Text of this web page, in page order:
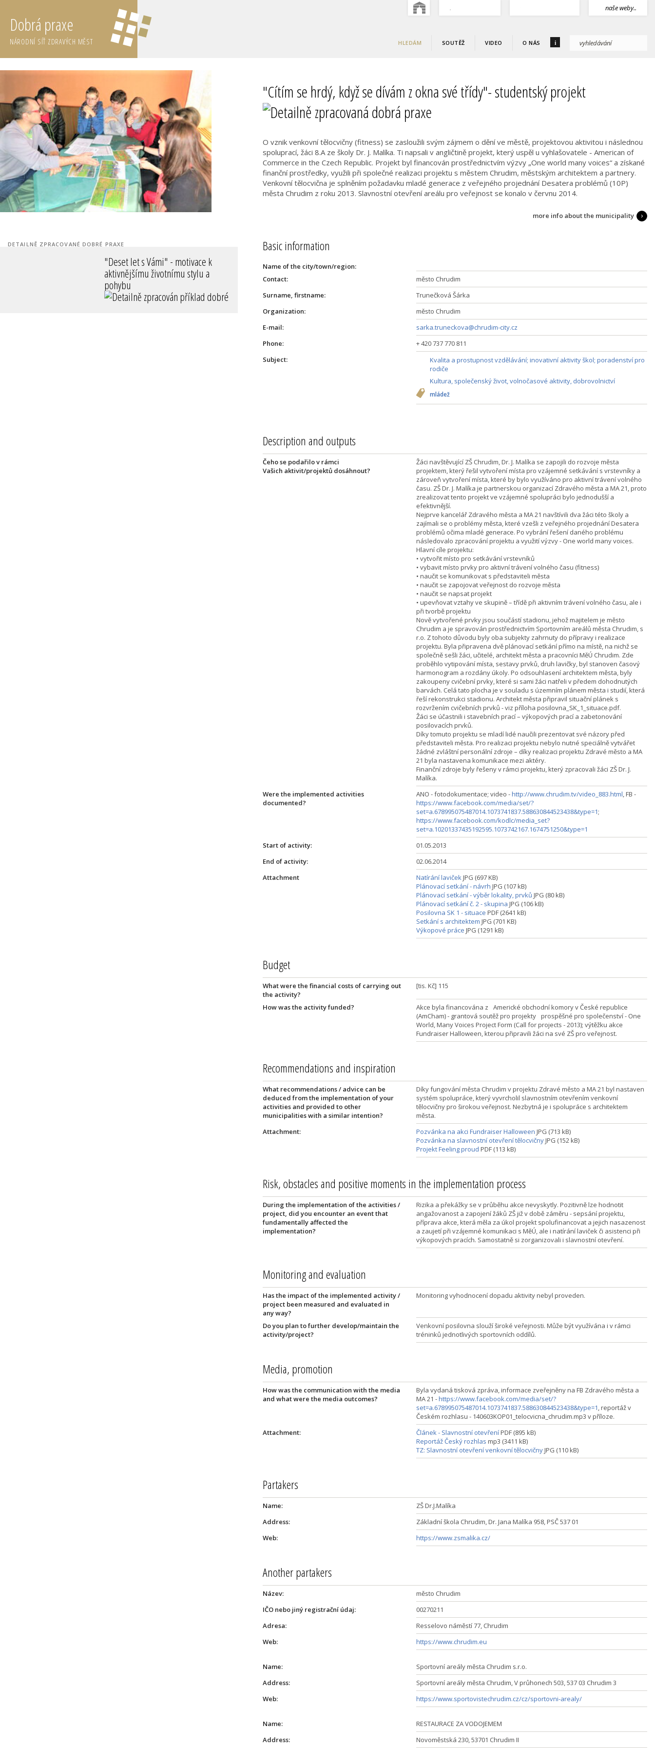
naše weby..
.
Dobrá praxe
NÁRODNÍ SÍŤ ZDRAVÝCH MĚST HLEDÁM SOUTĚŽ VIDEO O NÁS i
DETAILNĚ ZPRACOVANÉ DOBRÉ PRAXE
"Deset let s Vámi" - motivace k
aktivnějšímu životnímu stylu a
pohybu
"Cítím se hrdý, když se dívám z okna své třídy"- studentský projekt
O vznik venkovní tělocvičny (fitness) se zasloužili svým zájmem o dění ve městě, projektovou aktivitou i následnou
spoluprací, žáci 8.A ze školy Dr. J. Malíka. Ti napsali v angličtině projekt, který uspěl u vyhlašovatele - American of
Commerce in the Czech Republic. Projekt byl financován prostřednictvím výzvy „One world many voices“ a získané
finanční prostředky, využili při společné realizaci projektu s městem Chrudim, městským architektem a partnery.
Venkovní tělocvična je splněním požadavku mladé generace z veřejného projednání Desatera problémů (10P)
města Chrudim z roku 2013. Slavnostní otevření areálu pro veřejnost se konalo v červnu 2014.
more info about the municipality
Basic information
Name of the city/town/region:
Contact:
město Chrudim
Surname, firstname:
Trunečková Šárka
Organization:
město Chrudim
E-mail:
sarka.truneckova@chrudim-city.cz
Phone:
+ 420 737 770 811
Subject:
Kvalita a prostupnost vzdělávání; inovativní aktivity škol; poradenství pro
rodiče
Kultura, společenský život, volnočasové aktivity, dobrovolnictví
mládež
Description and outputs
Čeho se podařilo v rámci
Vašich aktivit/projektů dosáhnout?
Žáci navštěvující ZŠ Chrudim, Dr. J. Malíka se zapojili do rozvoje města
projektem, který řešil vytvoření místa pro vzájemné setkávání s vrstevníky a
zároveň vytvoření místa, které by bylo využíváno pro aktivní trávení volného
času. ZŠ Dr. J. Malíka je partnerskou organizací Zdravého města a MA 21, proto
zrealizovat tento projekt ve vzájemné spolupráci bylo jednodušší a
efektivnější.
Nejprve kancelář Zdravého města a MA 21 navštívili dva žáci této školy a
zajímali se o problémy města, které vzešli z veřejného projednání Desatera
problémů očima mladé generace. Po vybrání řešení daného problému
následovalo zpracování projektu a využití výzvy - One world many voices.
Hlavní cíle projektu:
• vytvořit místo pro setkávání vrstevníků
• vybavit místo prvky pro aktivní trávení volného času (fitness)
• naučit se komunikovat s představiteli města
• naučit se zapojovat veřejnost do rozvoje města
• naučit se napsat projekt
• upevňovat vztahy ve skupině – třídě při aktivním trávení volného času, ale i
při tvorbě projektu
Nově vytvořené prvky jsou součástí stadionu, jehož majitelem je město
Chrudim a je spravován prostřednictvím Sportovním areálů města Chrudim, s
r.o. Z tohoto důvodu byly oba subjekty zahrnuty do přípravy i realizace
projektu. Byla připravena dvě plánovací setkání přímo na místě, na nichž se
společně sešli žáci, učitelé, architekt města a pracovníci MěÚ Chrudim. Zde
proběhlo vytipování místa, sestavy prvků, druh lavičky, byl stanoven časový
harmonogram a rozdány úkoly. Po odsouhlasení architektem města, byly
zakoupeny cvičební prvky, které si sami žáci natřeli v předem dohodnutých
barvách. Celá tato plocha je v souladu s územním plánem města i studií, která
řeší rekonstrukci stadionu. Architekt města připravil situační plánek s
rozvržením cvičebních prvků - viz příloha posilovna_SK_1_situace.pdf.
Žáci se účastnili i stavebních prací – výkopových prací a zabetonování
posilovacích prvků.
Díky tomuto projektu se mladí lidé naučili prezentovat své názory před
představiteli města. Pro realizaci projektu nebylo nutné speciálně vytvářet
žádné zvláštní personální zdroje – díky realizaci projektu Zdravé město a MA
21 byla nastavena komunikace mezi aktéry.
Finanční zdroje byly řešeny v rámci projektu, který zpracovali žáci ZŠ Dr. J.
Malíka.
Were the implemented activities
documented?
ANO - fotodokumentace; video -http://www.chrudim.tv/video_883.html , FB -
https://www.facebook.com/media/set/?
set=a.678995075487014.1073741837.588630844523438&type=1;
https://www.facebook.com/kodlc/media_set?
set=a.10201337435192595.1073742167.1674751250&type=1
Start of activity:
01.05.2013
End of activity:
02.06.2014
Attachment
Natírání laviček JPG (697 KB)
Plánovací setkání - návrh JPG (107 kB)
Plánovací setkání - výběr lokality, prvků JPG (80 kB)
Plánovací setkání č. 2 - skupina JPG (106 kB)
Posilovna SK 1 - situace PDF (2641 kB)
Setkání s architektem JPG (701 KB)
Výkopové práce JPG (1291 kB)
Budget
What were the financial costs of carrying out
the activity?
[tis. Kč] 115
How was the activity funded?
Akce byla financována z Americké obchodní komory v České republice
(AmCham) - grantová soutěž pro projekty prospěšné pro společenství - One
World, Many Voices Project Form (Call for projects - 2013); výtěžku akce
Fundraiser Halloween, kterou připravili žáci na své ZŠ pro veřejnost.
Recommendations and inspiration
What recommendations / advice can be
deduced from the implementation of your
activities and provided to other
municipalities with a similar intention?
Díky fungování města Chrudim v projektu Zdravé město a MA 21 byl nastaven
systém spolupráce, který vyvrcholil slavnostním otevřením venkovní
tělocvičny pro širokou veřejnost. Nezbytná je i spolupráce s architektem
města.
Attachment:
Pozvánka na akci Fundraiser Halloween JPG (713 kB)
Pozvánka na slavnostní otevření tělocvičnyJPG (152 kB)
Projekt Feeling proud PDF (113 kB)
Risk, obstacles and positive moments in the implementation process
During the implementation of the activities /
project, did you encounter an event that
fundamentally affected the
implementation?
Rizika a překážky se v průběhu akce nevyskytly. Pozitivně lze hodnotit
angažovanost a zapojení žáků ZŠ již v době záměru - sepsání projektu,
příprava akce, která měla za úkol projekt spolufinancovat a jejich nasazenost
a zaujetí při vzájemné komunikaci s MěÚ, ale i natírání laviček či asistenci při
výkopových pracích. Samostatně si zorganizovali i slavnostní otevření.
Monitoring and evaluation
Has the impact of the implemented activity /
project been measured and evaluated in
any way?
Monitoring vyhodnocení dopadu aktivity nebyl proveden.
Do you plan to further develop/maintain the
activity/project?
Venkovní posilovna slouží široké veřejnosti. Může být využívána i v rámci
tréninků jednotlivých sportovních oddílů.
Media, promotion
How was the communication with the media
and what were the media outcomes?
Byla vydaná tisková zpráva, informace zveřejněny na FB Zdravého města a
MA 21 -https://www.facebook.com/media/set/?
set=a.678995075487014.1073741837.588630844523438&type=1 , reportáž v
Českém rozhlasu - 140603KOP01_telocvicna_chrudim.mp3 v příloze.
Attachment:
Článek - Slavnostní otevřeníPDF (895 kB)
Reportáž Český rozhlas mp3 (3411 kB)
TZ: Slavnostní otevření venkovní tělocvičnyJPG (110 kB)
Partakers
Name:
ZŠ Dr.J.Malíka
Address:
Základní škola Chrudim, Dr. Jana Malíka 958, PSČ 537 01
Web:
https://www.zsmalika.cz/
Another partakers
Název:
město Chrudim
IČO nebo jiný registrační údaj:
00270211
Adresa:
Resselovo náměstí 77, Chrudim
Web:
https://www.chrudim.eu
Name:
Sportovní areály města Chrudim s.r.o.
Address:
Sportovní areály města Chrudim, V průhonech 503, 537 03 Chrudim 3
Web:
https://www.sportovistechrudim.cz/cz/sportovni-arealy/
Name:
RESTAURACE ZA VODOJEMEM
Address:
Novoměstská 230, 53701 Chrudim II